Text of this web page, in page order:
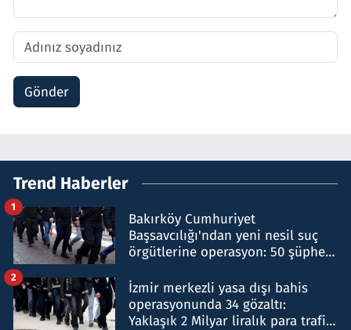
Gönder
Trend Haberler
Bakırköy Cumhuriyet
Başsavcılığı'ndan yeni nesil suç
örgütlerine operasyon: 50 şüpheli
1
İzmir merkezli yasa dışı bahis
operasyonunda 34 gözaltı:
Yaklaşık 2 Milyar liralık para trafiği
2